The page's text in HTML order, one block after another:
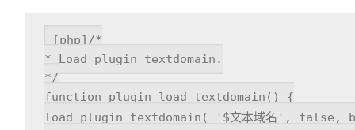
[php]/*
* Load plugin textdomain.
*/
function plugin_load_textdomain() {
load_plugin_textdomain( '$文本域名',